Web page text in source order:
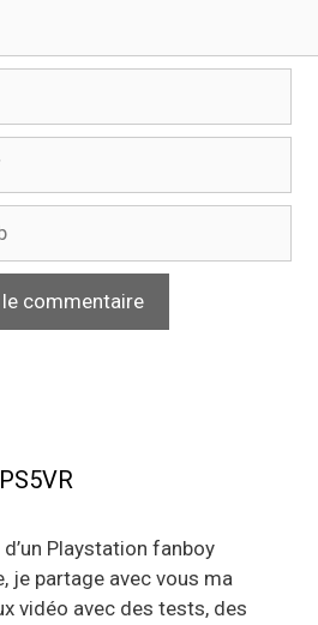
Playstation fanboy
je partage avec vous ma
vidéo avec des tests, des